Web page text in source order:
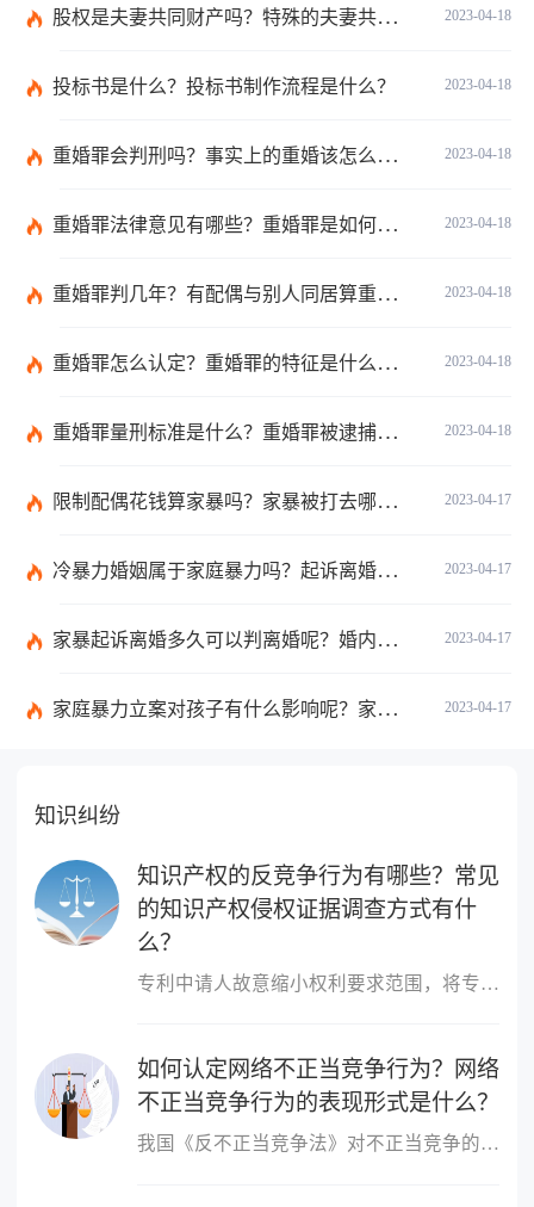
2023-04-18
股权是夫妻共同财产吗？特殊的夫妻共同财产包括有哪些？
2023-04-18
投标书是什么？投标书制作流程是什么？
2023-04-18
重婚罪会判刑吗？事实上的重婚该怎么取证？
2023-04-18
重婚罪法律意见有哪些？重婚罪是如何认定的？
2023-04-18
重婚罪判几年？有配偶与别人同居算重婚吗？
2023-04-18
重婚罪怎么认定？重婚罪的特征是什么样的？
2023-04-18
重婚罪量刑标准是什么？重婚罪被逮捕前可以做什么？
2023-04-17
限制配偶花钱算家暴吗？家暴被打去哪里鉴伤？
2023-04-17
冷暴力婚姻属于家庭暴力吗？起诉离婚的证据收集包括哪些内容？
2023-04-17
家暴起诉离婚多久可以判离婚呢？婚内家暴能提起离婚诉讼吗？
2023-04-17
家庭暴力立案对孩子有什么影响呢？家暴报警后处理流程有什么呢？
知识纠纷
知识产权的反竞争行为有哪些？常见
的知识产权侵权证据调查方式有什
么？
专利中请人故意缩小权利要求范围，将专利的核心内容作为专有技术保有。
如何认定网络不正当竞争行为？网络
不正当竞争行为的表现形式是什么？
我国《反不正当竞争法》对不正当竞争的定义是：经营者违反本法规定...